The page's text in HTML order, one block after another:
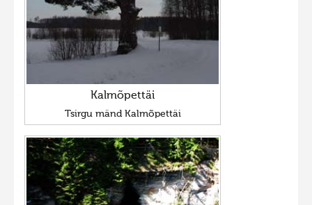
Kalmõpettäi
Tsirgu mänd Kalmõpettäi